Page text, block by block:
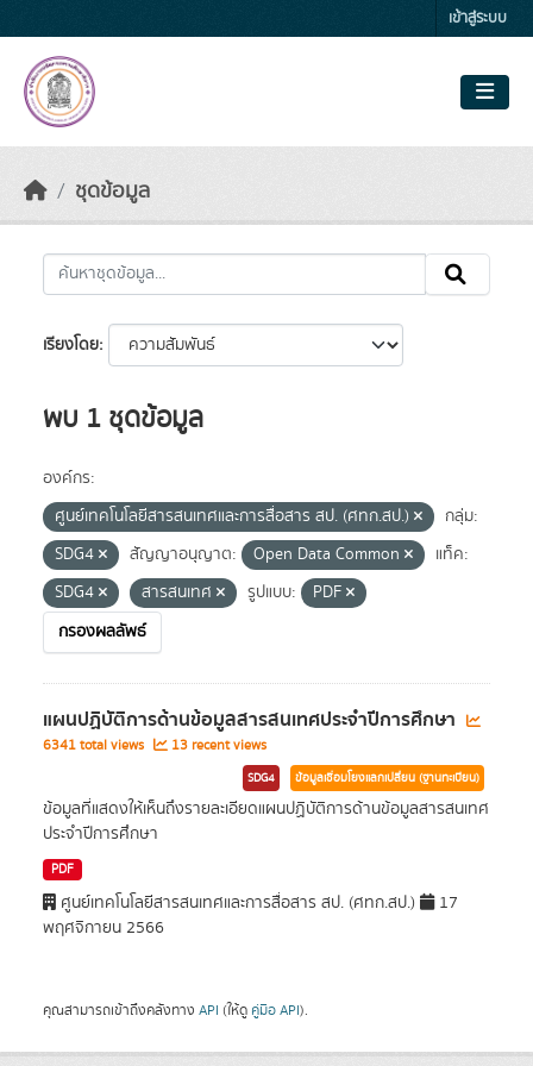
เข้าสู่ระบบ
ชุดข้อมูล
เรียงโดย
พบ 1 ชุดข้อมูล
องค์กร:
ศูนย์เทคโนโลยีสารสนเทศและการสื่อสาร สป. (ศทก.สป.)
กลุ่ม:
SDG4
สัญญาอนุญาต: Open Data Common
แท็ค:
SDG4
สารสนเทศ รูปแบบ:
PDF
กรองผลลัพธ์
แผนปฏิบัติการด้านข้อมูลสารสนเทศประจำปีการศึกษา
6341 total views 13 recent views
SDG4 ข้อมูลเชื่อมโยงแลกเปลี่ยน (ฐานทะเบียน)
ข้อมูลที่แสดงให้เห็นถึงรายละเอียดแผนปฏิบัติการด้านข้อมูลสารสนเทศ
ประจำปีการศึกษา
PDF
ศูนย์เทคโนโลยีสารสนเทศและการสื่อสาร สป. (ศทก.สป.)
17
พฤศจิกายน 2566
คุณสามารถเข้าถึงคลังทาง API (ให้ดู คู่มือ API).